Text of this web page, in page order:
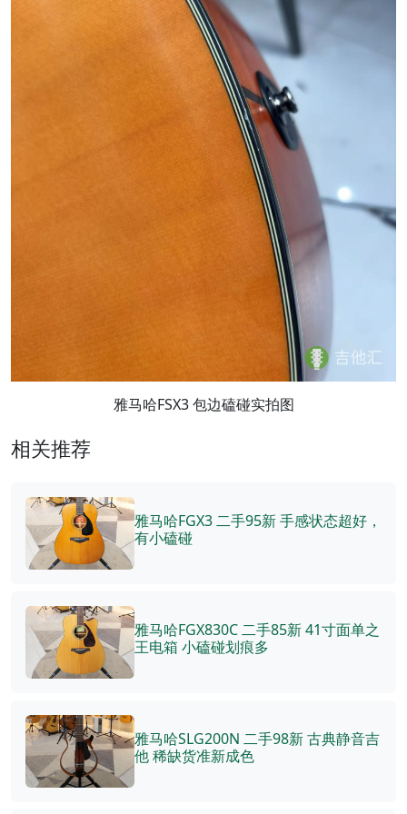
雅马哈FSX3 包边磕碰实拍图
相关推荐
雅马哈FGX3 二手95新 手感状态超好，
有小磕碰
雅马哈FGX830C 二手85新 41寸面单之
王电箱 小磕碰划痕多
雅马哈SLG200N 二手98新 古典静音吉
他 稀缺货准新成色